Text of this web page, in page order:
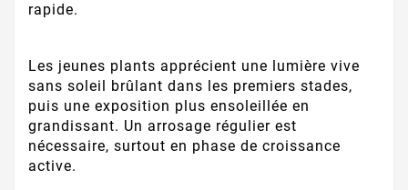
rapide.
Les jeunes plants apprécient une lumière vive
sans soleil brûlant dans les premiers stades,
puis une exposition plus ensoleillée en
grandissant. Un arrosage régulier est
nécessaire, surtout en phase de croissance
active.